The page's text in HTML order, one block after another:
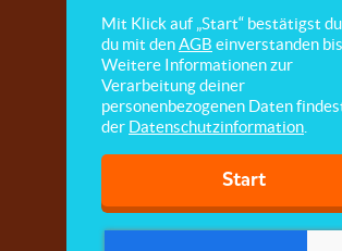
Mit Klick auf „Start“ bestätigst
du mit denAGB einverstanden
Weitere Informationen zur
Verarbeitung deiner
personenbezogenen Daten
der Datenschutzinformation
Start